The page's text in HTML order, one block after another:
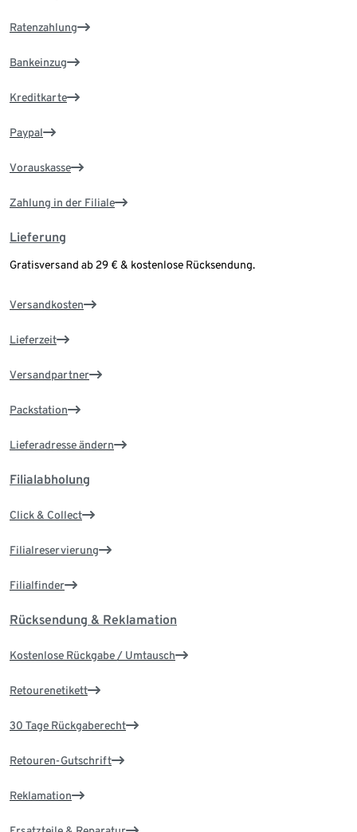
Ratenzahlung
Bankeinzug
Kreditkarte
Paypal
Vorauskasse
Zahlung in der Filiale
Lieferung
Gratisversand ab 29 € & kostenlose Rücksendung.
Versandkosten
Lieferzeit
Versandpartner
Packstation
Lieferadresse ändern
Filialabholung
Click & Collect
Filialreservierung
Filialfinder
Rücksendung & Reklamation
Kostenlose Rückgabe / Umtausch
Retourenetikett
30 Tage Rückgaberecht
Retouren-Gutschrift
Reklamation